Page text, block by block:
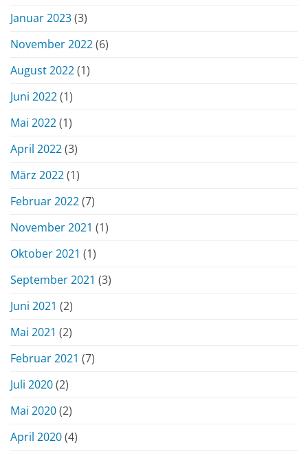
Januar 2023(3)
November 2022(6)
August 2022(1)
Juni 2022(1)
Mai 2022(1)
April 2022(3)
März 2022(1)
Februar 2022(7)
November 2021 (1)
Oktober 2021 (1)
September 2021 (3)
Juni 2021 (2)
Mai 2021 (2)
Februar 2021 (7)
Juli 2020(2)
Mai 2020(2)
April 2020(4)